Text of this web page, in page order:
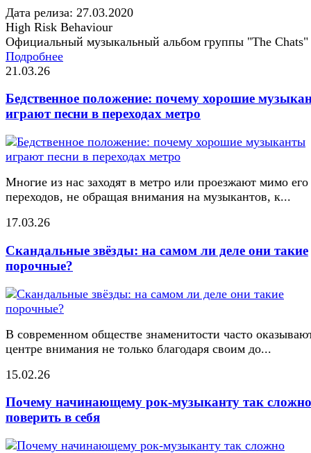
Дата релиза: 27.03.2020
High Risk Behaviour
Официальный музыкальный альбом группы "The Chats"
Подробнее
21.03.26
Бедственное положение: почему хорошие
играют песни в переходах метро
Многие из нас заходят в метро или проезжают мимо его
переходов, не обращая внимания на музыкантов, к...
17.03.26
Скандальные звёзды: на самом ли деле они такие
порочные?
В современном обществе знаменитости часто
центре внимания не только благодаря своим до...
15.02.26
Почему начинающему рок-музыканту так сложно
поверить в себя